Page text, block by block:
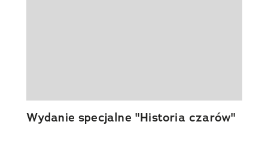
Wydanie specjalne "Historia czarów"